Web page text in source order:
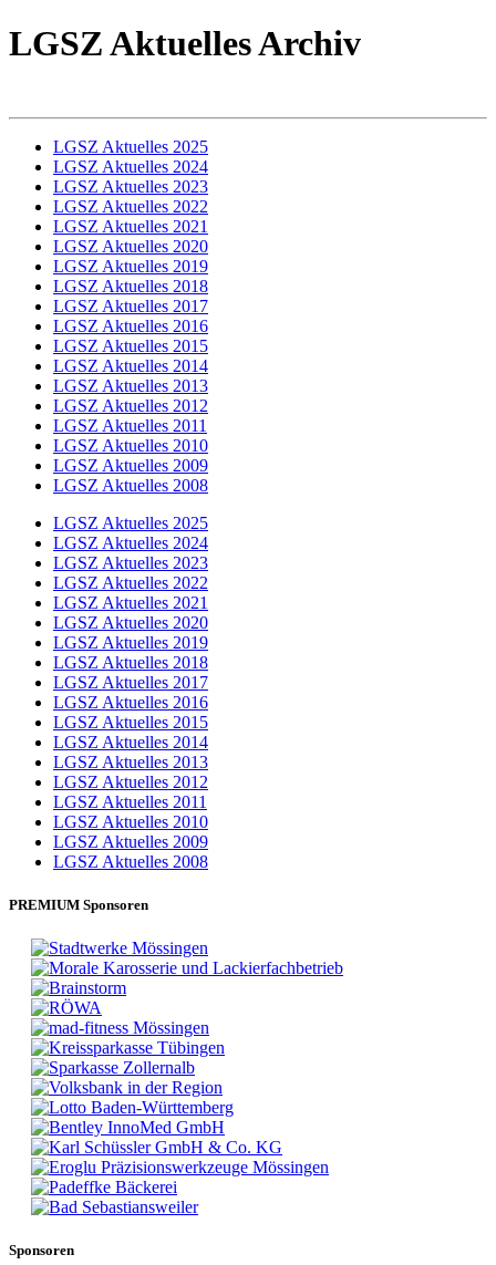
LGSZ Aktuelles Archiv
LGSZ Aktuelles 2025
LGSZ Aktuelles 2024
LGSZ Aktuelles 2023
LGSZ Aktuelles 2022
LGSZ Aktuelles 2021
LGSZ Aktuelles 2020
LGSZ Aktuelles 2019
LGSZ Aktuelles 2018
LGSZ Aktuelles 2017
LGSZ Aktuelles 2016
LGSZ Aktuelles 2015
LGSZ Aktuelles 2014
LGSZ Aktuelles 2013
LGSZ Aktuelles 2012
LGSZ Aktuelles 2011
LGSZ Aktuelles 2010
LGSZ Aktuelles 2009
LGSZ Aktuelles 2008
LGSZ Aktuelles 2025
LGSZ Aktuelles 2024
LGSZ Aktuelles 2023
LGSZ Aktuelles 2022
LGSZ Aktuelles 2021
LGSZ Aktuelles 2020
LGSZ Aktuelles 2019
LGSZ Aktuelles 2018
LGSZ Aktuelles 2017
LGSZ Aktuelles 2016
LGSZ Aktuelles 2015
LGSZ Aktuelles 2014
LGSZ Aktuelles 2013
LGSZ Aktuelles 2012
LGSZ Aktuelles 2011
LGSZ Aktuelles 2010
LGSZ Aktuelles 2009
LGSZ Aktuelles 2008
PREMIUM Sponsoren
Sponsoren